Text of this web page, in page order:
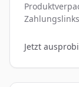
Jetzt